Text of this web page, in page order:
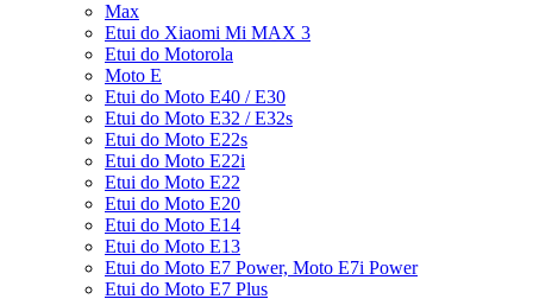
Max
Etui do Xiaomi Mi MAX 3
Etui do Motorola
Moto E
Etui do Moto E40 / E30
Etui do Moto E32 / E32s
Etui do Moto E22s
Etui do Moto E22i
Etui do Moto E22
Etui do Moto E20
Etui do Moto E14
Etui do Moto E13
Etui do Moto E7 Power, Moto E7i Power
Etui do Moto E7 Plus